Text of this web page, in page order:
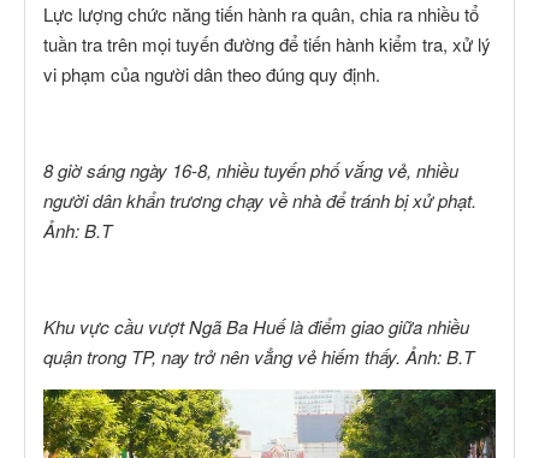
Lực lượng chức năng tiến hành ra quân, chia ra nhiều tổ
tuần tra trên mọi tuyến đường để tiến hành kiểm tra, xử lý
vi phạm của người dân theo đúng quy định.
8 giờ sáng ngày 16-8, nhiều tuyến phố vắng vẻ, nhiều
người dân khẩn trương chạy về nhà để tránh bị xử phạt.
Ảnh: B.T
Khu vực cầu vượt Ngã Ba Huế là điểm giao giữa nhiều
quận trong TP, nay trở nên vẳng vẻ hiếm thấy. Ảnh: B.T